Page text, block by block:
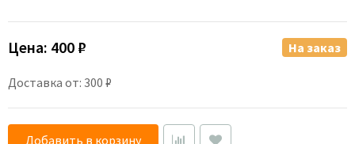
Цена: 400 ₽
Доставка от: 300 ₽
На заказ
Добавить в корзину